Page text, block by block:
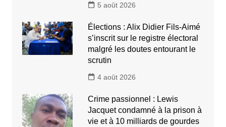
5 août 2026
Élections : Alix Didier Fils-Aimé
s’inscrit sur le registre électoral
malgré les doutes entourant le
scrutin
4 août 2026
Crime passionnel : Lewis
Jacquet condamné à la prison à
vie et à 10 milliards de gourdes